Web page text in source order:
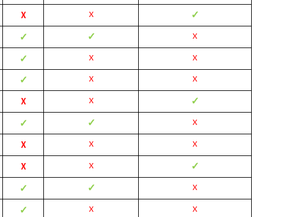
X X ✓
✓ ✓ X
✓ X X
✓ X X
X X ✓
✓ ✓ X
X X X
X X ✓
✓ ✓ X
✓ X X